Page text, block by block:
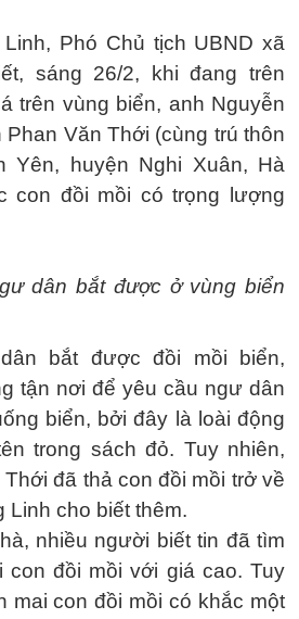
Phó Chủ tịch UBND xã
sáng 26/2, khi đang trên
trên vùng biển, anh Nguyễn
Văn Thới (cùng trú thôn
Yên, huyện Nghi Xuân, Hà
con đồi mồi có trọng lượng
dân bắt được ở vùng biển
bắt được đồi mồi biển,
tận nơi để yêu cầu ngư dân
biển, bởi đây là loài động
trong sách đỏ. Tuy nhiên,
đã thả con đồi mồi trở về
Linh cho biết thêm.
nhiều người biết tin đã tìm
con đồi mồi với giá cao. Tuy
mai con đồi mồi có khắc một